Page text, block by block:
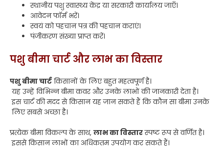
स्थानीय पशु स्वास्थ्य केंद्र या सरकारी कार्यालय जाएँ।
आवेदन फॉर्म भरें।
स्वयं को पहचान पत्र की पहचान कराएं।
पंजीकरण संख्या प्राप्त करें।
पशु बीमा चार्ट और लाभ का विस्तार
पशु बीमा चार्टकिसानों के लिए बहुत महत्वपूर्ण है।
यह उन्हें विभिन्न बीमा कवर और उनके लाभों की जानकारी देता है।
इस चार्ट की मदद से किसान यह जान सकते हैं कि कौन सा बीमा उनके
लिए सबसे अच्छा है।
प्रत्येक बीमा विकल्प के साथ, लाभ का विस्तारस्पष्ट रूप से वर्णित है।
इससे किसान लाभों का अधिकतम उपयोग कर सकते हैं।